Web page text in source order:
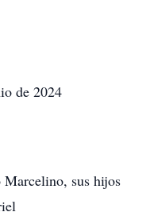
de 2024
Marcelino, sus hijos